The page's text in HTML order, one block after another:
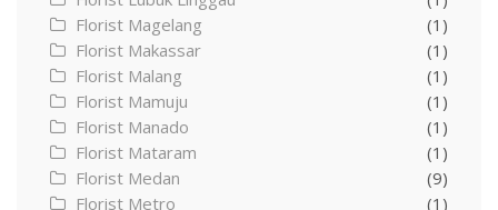
Florist Magelang
(1)
Florist Makassar
(1)
Florist Malang
(1)
Florist Mamuju
(1)
Florist Manado
(1)
Florist Mataram
(1)
Florist Medan
(9)
Florist Metro
(1)